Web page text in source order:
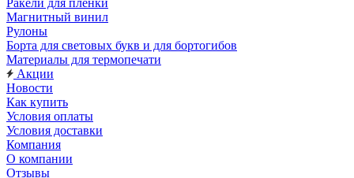
Ракели для пленки
Магнитный винил
Рулоны
Борта для световых букв и для бортогибов
Материалы для термопечати
Акции
Новости
Как купить
Условия оплаты
Условия доставки
Компания
О компании
Отзывы